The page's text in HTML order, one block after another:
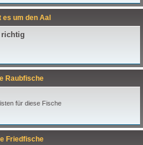
es um den Aal
richtig
Raubfische
für diese Fische
Friedfische